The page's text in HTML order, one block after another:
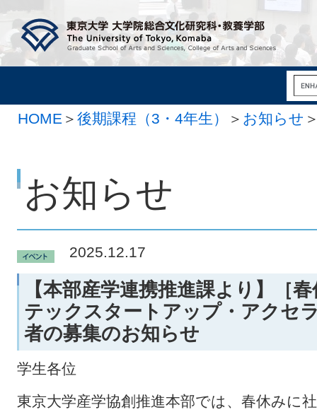
HOME ＞ 後期課程（3・4年生） ＞ お知らせ
お知らせ
2025.12.17
【本部産学連携推進課より】［
テックスタートアップ・アクセ
者の募集のお知らせ
学生各位
東京大学産学協創推進本部では、春休みに